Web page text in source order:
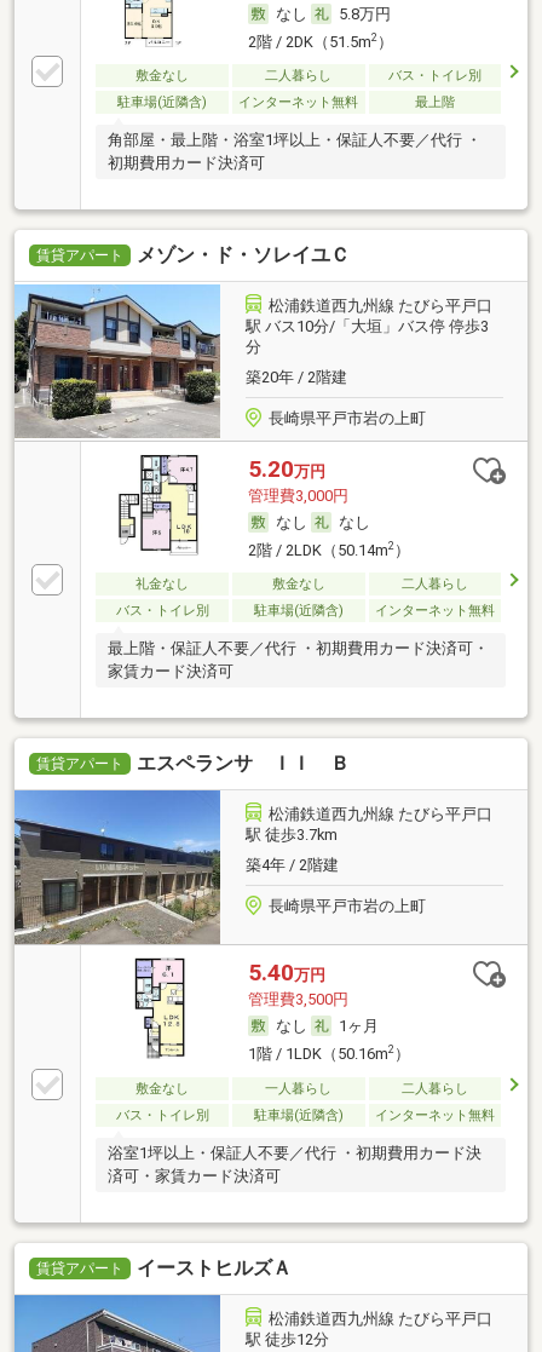
なし
5.8万円
2階 / 2DK（51.5m2）
敷金なし 二人暮らし
バス・トイレ別
駐車場(近隣含)
インターネット無料 最上階
角部屋・最上階・浴室1坪以上・保証人不要／代行 ・
初期費用カード決済可
賃貸アパート メゾン・ド・ソレイユＣ
松浦鉄道西九州線 たびら平戸口
駅 バス10分/「大垣」バス停 停歩3
分
築20年 / 2階建
長崎県平戸市岩の上町
5.20万円
管理費3,000円
なし
なし
2階 / 2LDK（50.14m2）
礼金なし 敷金なし
二人暮らし
バス・トイレ別
駐車場(近隣含) インターネット無料
最上階・保証人不要／代行 ・初期費用カード決済可・
家賃カード決済可
賃貸アパート エスペランサ ＩＩ Ｂ
松浦鉄道西九州線 たびら平戸口
駅 徒歩3.7km
築4年 / 2階建
長崎県平戸市岩の上町
5.40万円
管理費3,500円
なし
1ヶ月
1階 / 1LDK（50.16m2）
敷金なし 一人暮らし
二人暮らし
バス・トイレ別
駐車場(近隣含) インターネット無料
浴室1坪以上・保証人不要／代行 ・初期費用カード決
済可・家賃カード決済可
賃貸アパート イーストヒルズＡ
松浦鉄道西九州線 たびら平戸口
駅 徒歩12分